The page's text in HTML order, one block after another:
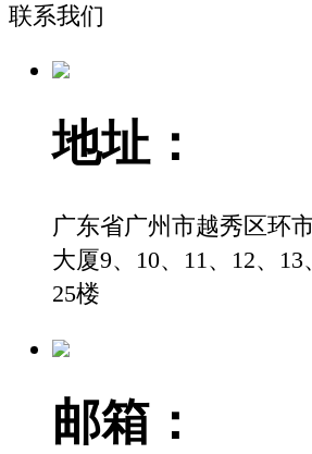
联系我们
地址：
广东省广州市越秀区环
大厦9、10、11、12、13
25楼
邮箱：